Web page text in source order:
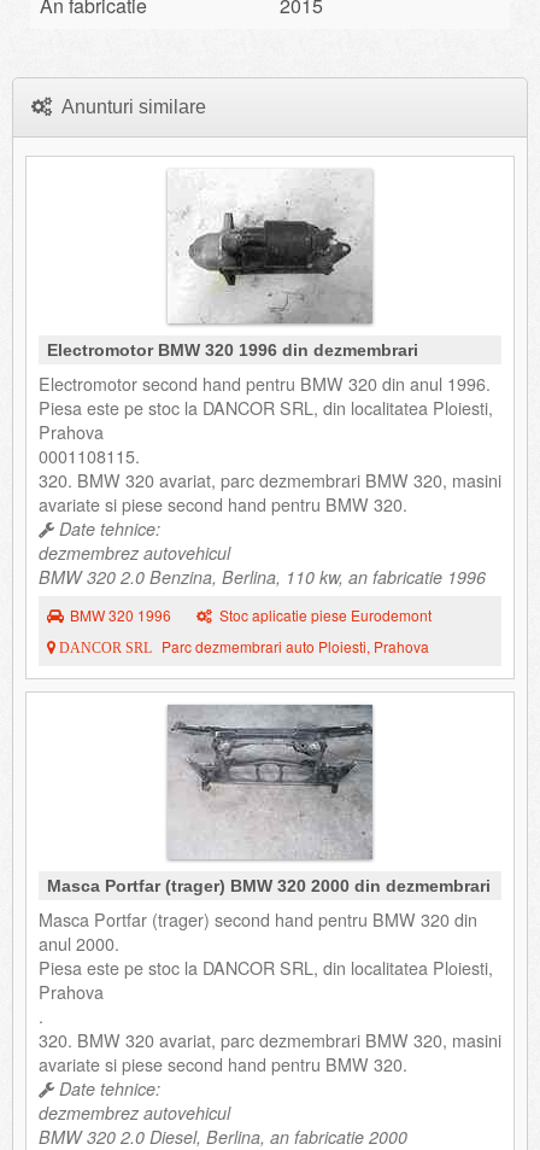
Anunturi similare
Electromotor BMW 320 1996 din dezmembrari
Electromotor second hand pentru BMW 320 din anul 1996.
Piesa este pe stoc la DANCOR SRL, din localitatea Ploiesti,
Prahova
0001108115.
320. BMW 320 avariat, parc dezmembrari BMW 320, masini
avariate si piese second hand pentru BMW 320.
Date tehnice:
dezmembrez autovehicul
BMW 320 2.0 Benzina, Berlina, 110 kw, an fabricatie 1996
BMW 320 1996 Stoc aplicatie piese Eurodemont
DANCOR SRL Parc dezmembrari auto Ploiesti, Prahova
Masca Portfar (trager) BMW 320 2000 din dezmembrari
Masca Portfar (trager) second hand pentru BMW 320 din
anul 2000.
Piesa este pe stoc la DANCOR SRL, din localitatea Ploiesti,
Prahova
.
320. BMW 320 avariat, parc dezmembrari BMW 320, masini
avariate si piese second hand pentru BMW 320.
Date tehnice:
dezmembrez autovehicul
BMW 320 2.0 Diesel, Berlina, an fabricatie 2000